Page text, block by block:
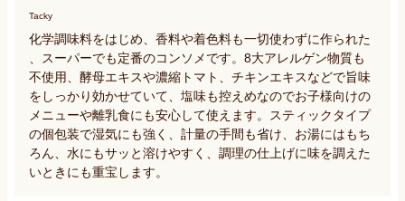
Tacky
化学調味料をはじめ、香料や着色料も一切使わずに作られた
、スーパーでも定番のコンソメです。8大アレルゲン物質も
不使用、酵母エキスや濃縮トマト、チキンエキスなどで旨味
をしっかり効かせていて、塩味も控えめなのでお子様向けの
メニューや離乳食にも安心して使えます。スティックタイプ
の個包装で湿気にも強く、計量の手間も省け、お湯にはもち
ろん、水にもサッと溶けやすく、調理の仕上げに味を調えた
いときにも重宝します。